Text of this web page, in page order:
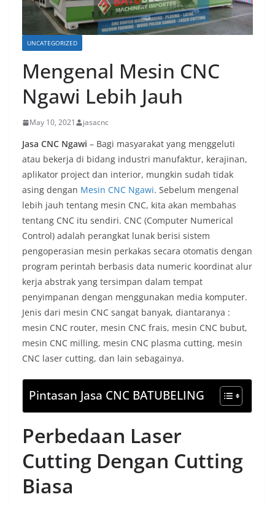
UNCATEGORIZED
Mengenal Mesin CNC
Ngawi Lebih Jauh
May 10, 2021 jasacnc
Jasa CNC Ngawi – Bagi masyarakat yang menggeluti
atau bekerja di bidang industri manufaktur, kerajinan,
aplikator project dan interior, mungkin sudah tidak
asing dengan Mesin CNC Ngawi. Sebelum mengenal
lebih jauh tentang mesin CNC, kita akan membahas
tentang CNC itu sendiri. CNC (Computer Numerical
Control) adalah perangkat lunak berisi sistem
pengoperasian mesin perkakas secara otomatis dengan
program perintah berbasis data numeric koordinat alur
kerja abstrak yang tersimpan dalam tempat
penyimpanan dengan menggunakan media komputer.
Jenis dari mesin CNC sangat banyak, diantaranya :
mesin CNC router, mesin CNC frais, mesin CNC bubut,
mesin CNC milling, mesin CNC plasma cutting, mesin
CNC laser cutting, dan lain sebagainya.
Pintasan Jasa CNC BATUBELING
Perbedaan Laser
Cutting Dengan Cutting
Biasa